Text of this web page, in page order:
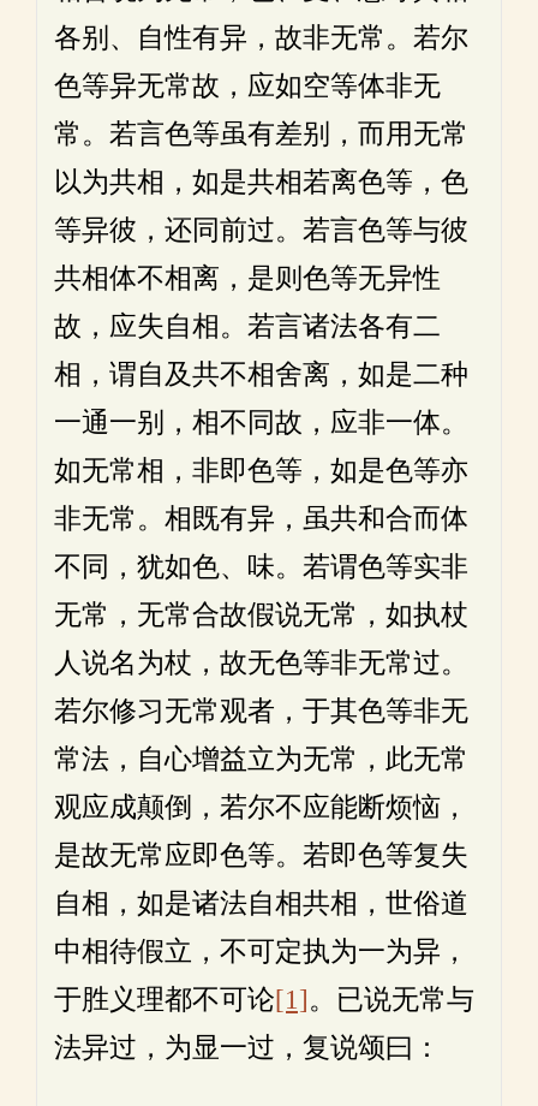
各别、自性有异，故非无常。若尔
色等异无常故，应如空等体非无
常。若言色等虽有差别，而用无常
以为共相，如是共相若离色等，色
等异彼，还同前过。若言色等与彼
共相体不相离，是则色等无异性
故，应失自相。若言诸法各有二
相，谓自及共不相舍离，如是二种
一通一别，相不同故，应非一体。
如无常相，非即色等，如是色等亦
非无常。相既有异，虽共和合而体
不同，犹如色、味。若谓色等实非
无常，无常合故假说无常，如执杖
人说名为杖，故无色等非无常过。
若尔修习无常观者，于其色等非无
常法，自心增益立为无常，此无常
观应成颠倒，若尔不应能断烦恼，
是故无常应即色等。若即色等复失
自相，如是诸法自相共相，世俗道
中相待假立，不可定执为一为异，
于胜义理都不可论[1]。已说无常与
法异过，为显一过，复说颂曰：